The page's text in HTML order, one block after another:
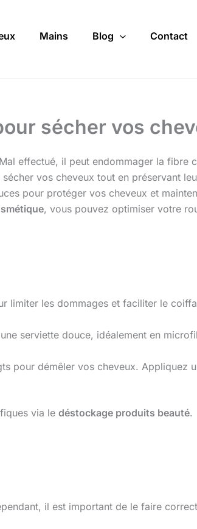
Mains Blog Contact
sécher vos
effectué, il peut endommager la fibre
vos cheveux tout en préservant
pour protéger vos cheveux et
, vous pouvez optimiser votre
limiter les dommages et faciliter le
serviette douce, idéalement en
pour démêler vos cheveux. Appliquez
via le déstockage produits beauté.
il est important de le faire